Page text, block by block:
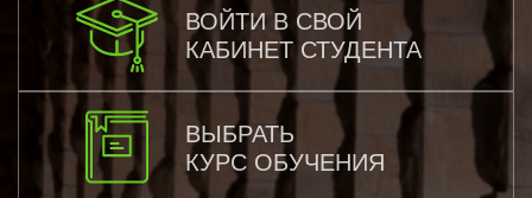
ВОЙТИ В СВОЙ
КАБИНЕТ СТУДЕНТА
ВЫБРАТЬ
КУРС ОБУЧЕНИЯ